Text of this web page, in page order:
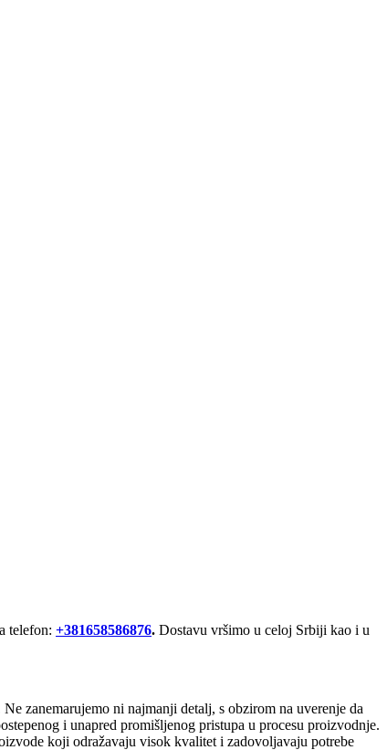
telefon: +381658586876. Dostavu vršimo u celoj Srbiji kao i u
zanemarujemo ni najmanji detalj, s obzirom na uverenje da
i unapred promišljenog pristupa u procesu proizvodnje.
koji odražavaju visok kvalitet i zadovoljavaju potrebe